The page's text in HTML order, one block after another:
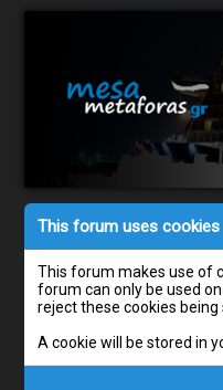
This forum uses cookies
This forum makes use of
forum can only be used
reject these cookies being
A cookie will be stored in